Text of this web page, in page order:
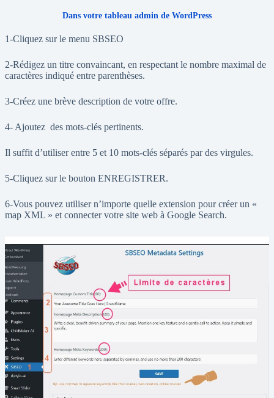
Dans votre tableau admin de WordPress
1-Cliquez sur le menu SBSEO
2-Rédigez un titre convaincant, en respectant le nombre maximal de
caractères indiqué entre parenthèses.
3-Créez une brève description de votre offre.
4- Ajoutez des mots-clés pertinents.
Il suffit d’utiliser entre 5 et 10 mots-clés séparés par des virgules.
5-Cliquez sur le bouton ENREGISTRER.
6-Vous pouvez utiliser n’importe quelle extension pour créer un «
map XML » et connecter votre site web à Google Search.